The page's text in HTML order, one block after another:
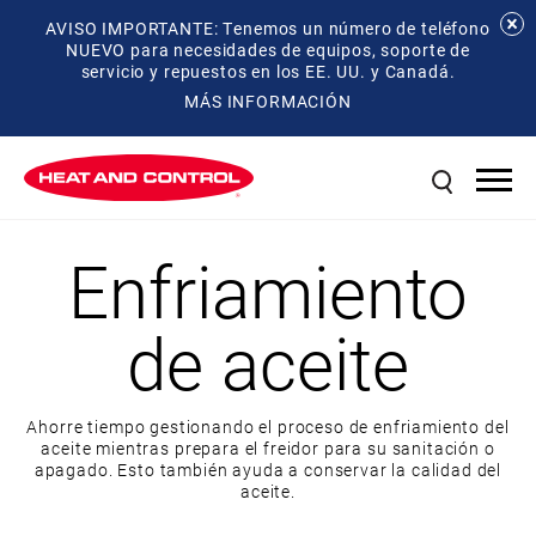
AVISO IMPORTANTE: Tenemos un número de teléfono
NUEVO para necesidades de equipos, soporte de
servicio y repuestos en los EE. UU. y Canadá.
MÁS INFORMACIÓN
Enfriamiento
de aceite
Ahorre tiempo gestionando el proceso de enfriamiento del
aceite mientras prepara el freidor para su sanitación o
apagado. Esto también ayuda a conservar la calidad del
aceite.